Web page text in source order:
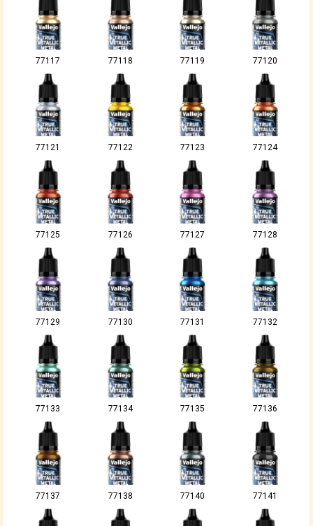
77117 77118 77119 77120
77121 77122 77123 77124
77125 77126 77127 77128
77129 77130 77131 77132
77133 77134 77135 77136
77137 77138 77140 77141